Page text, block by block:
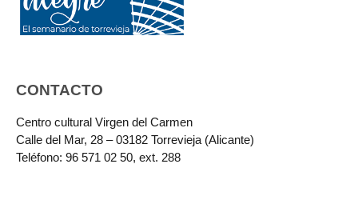
CONTACTO
Centro cultural Virgen del Carmen
Calle del Mar, 28 – 03182 Torrevieja (Alicante)
Teléfono: 96 571 02 50, ext. 288